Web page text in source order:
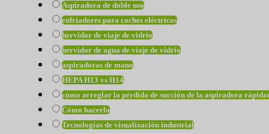
Aspiradora de doble uso
enfriadores para coches eléctricos
hervidor de viaje de vidrio
hervidor de agua de viaje de vidrio
aspiradoras de mano
HEPA H13 vs H14
cómo arreglar la pérdida de succión de la aspiradora
Cómo hacerlo
Tecnologías de visualización industrial